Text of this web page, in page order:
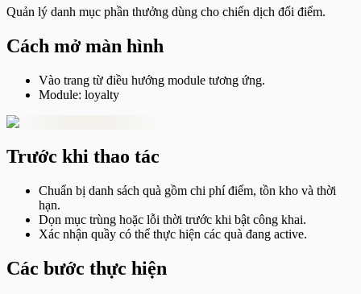
Quản lý danh mục phần thưởng dùng cho chiến dịch đổi điểm.
Cách mở màn hình
Vào trang từ điều hướng module tương ứng.
Module: loyalty
Trước khi thao tác
Chuẩn bị danh sách quà gồm chi phí điểm, tồn kho và thời
hạn.
Dọn mục trùng hoặc lỗi thời trước khi bật công khai.
Xác nhận quầy có thể thực hiện các quà đang active.
Các bước thực hiện